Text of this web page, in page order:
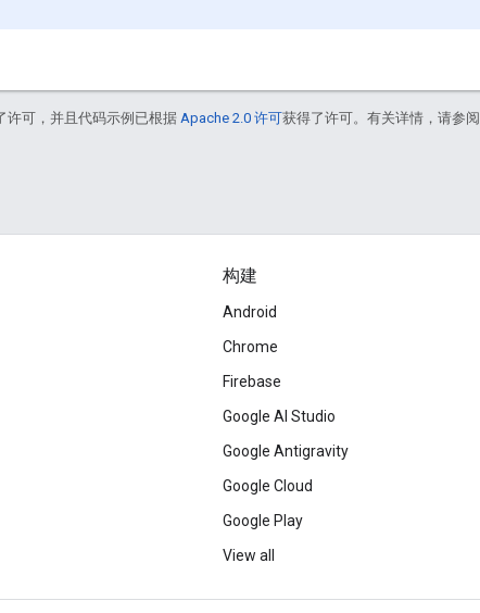
许可，并且代码示例已根据 Apache 2.0 许可获得了许可。有关详情，请参阅
构建
Android
Chrome
Firebase
Google AI Studio
Google Antigravity
Google Cloud
Google Play
View all